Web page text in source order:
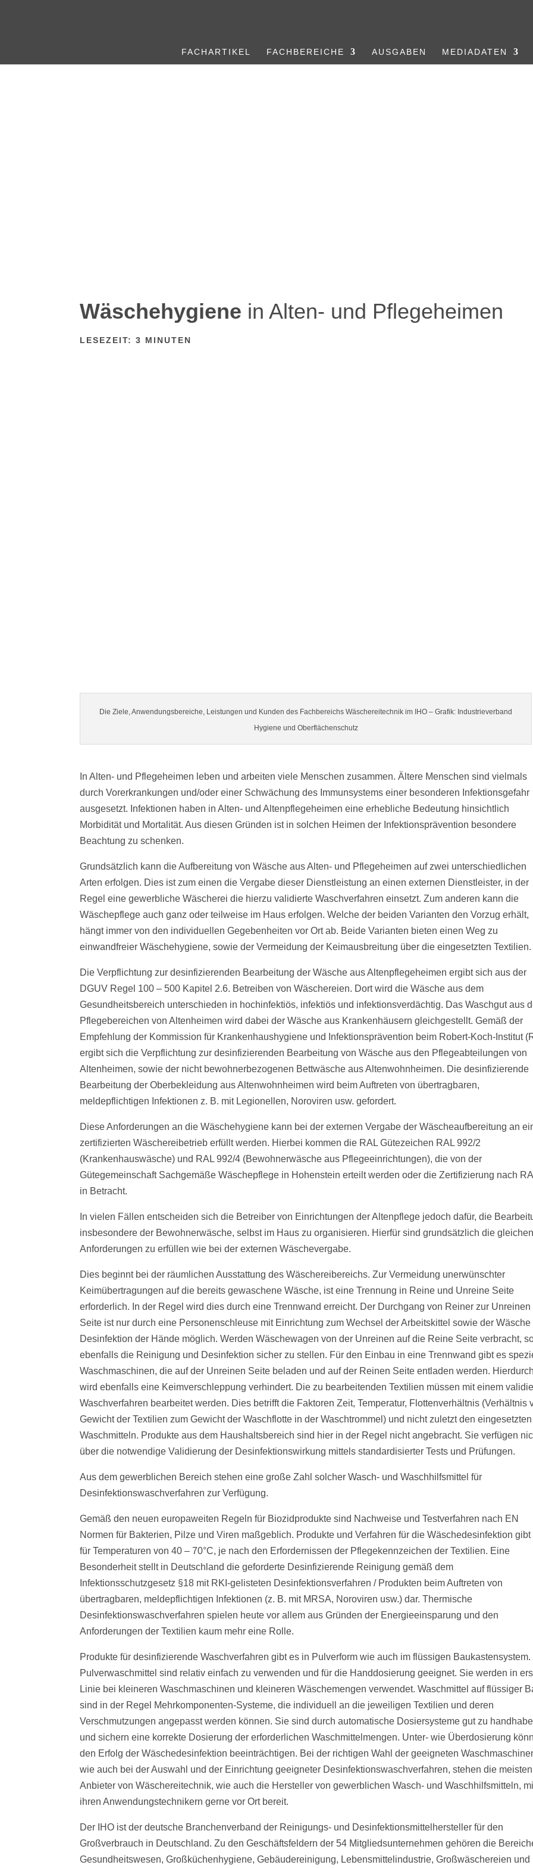
FACHARTIKEL FACHBEREICHE AUSGABEN MEDIADATEN
Wäschehygiene in Alten- und Pflegeheimen
LESEZEIT: 3 MINUTEN
Die Ziele, Anwendungsbereiche, Leistungen und Kunden des Fachbereichs Wäschereitechnik im IHO – Grafik: Industrieverband
Hygiene und Oberflächenschutz
In Alten- und Pflegeheimen leben und arbeiten viele Menschen zusammen. Ältere Menschen sind vielmals
durch Vorerkrankungen und/oder einer Schwächung des Immunsystems einer besonderen Infektionsgefahr
ausgesetzt. Infektionen haben in Alten- und Altenpflegeheimen eine erhebliche Bedeutung hinsichtlich
Morbidität und Mortalität. Aus diesen Gründen ist in solchen Heimen der Infektionsprävention besondere
Beachtung zu schenken.
Grundsätzlich kann die Aufbereitung von Wäsche aus Alten- und Pflegeheimen auf zwei unterschiedlichen
Arten erfolgen. Dies ist zum einen die Vergabe dieser Dienstleistung an einen externen Dienstleister, in der
Regel eine gewerbliche Wäscherei die hierzu validierte Waschverfahren einsetzt. Zum anderen kann die
Wäschepflege auch ganz oder teilweise im Haus erfolgen. Welche der beiden Varianten den Vorzug erhält,
hängt immer von den individuellen Gegebenheiten vor Ort ab. Beide Varianten bieten einen Weg zu
einwandfreier Wäschehygiene, sowie der Vermeidung der Keimausbreitung über die eingesetzten Textilien.
Die Verpflichtung zur desinfizierenden Bearbeitung der Wäsche aus Altenpflegeheimen ergibt sich aus der
DGUV Regel 100 – 500 Kapitel 2.6. Betreiben von Wäschereien. Dort wird die Wäsche aus dem
Gesundheitsbereich unterschieden in hochinfektiös, infektiös und infektionsverdächtig. Das Waschgut aus
Pflegebereichen von Altenheimen wird dabei der Wäsche aus Krankenhäusern gleichgestellt. Gemäß der
Empfehlung der Kommission für Krankenhaushygiene und Infektionsprävention beim Robert-Koch-Institut
ergibt sich die Verpflichtung zur desinfizierenden Bearbeitung von Wäsche aus den Pflegeabteilungen von
Altenheimen, sowie der nicht bewohnerbezogenen Bettwäsche aus Altenwohnheimen. Die desinfizierende
Bearbeitung der Oberbekleidung aus Altenwohnheimen wird beim Auftreten von übertragbaren,
meldepflichtigen Infektionen z. B. mit Legionellen, Noroviren usw. gefordert.
Diese Anforderungen an die Wäschehygiene kann bei der externen Vergabe der Wäscheaufbereitung an
zertifizierten Wäschereibetrieb erfüllt werden. Hierbei kommen die RAL Gütezeichen RAL 992/2
(Krankenhauswäsche) und RAL 992/4 (Bewohnerwäsche aus Pflegeeinrichtungen), die von der
Gütegemeinschaft Sachgemäße Wäschepflege in Hohenstein erteilt werden oder die Zertifizierung nach
in Betracht.
In vielen Fällen entscheiden sich die Betreiber von Einrichtungen der Altenpflege jedoch dafür, die
insbesondere der Bewohnerwäsche, selbst im Haus zu organisieren. Hierfür sind grundsätzlich die gleichen
Anforderungen zu erfüllen wie bei der externen Wäschevergabe.
Dies beginnt bei der räumlichen Ausstattung des Wäschereibereichs. Zur Vermeidung unerwünschter
Keimübertragungen auf die bereits gewaschene Wäsche, ist eine Trennung in Reine und Unreine Seite
erforderlich. In der Regel wird dies durch eine Trennwand erreicht. Der Durchgang von Reiner zur Unreinen
Seite ist nur durch eine Personenschleuse mit Einrichtung zum Wechsel der Arbeitskittel sowie der Wäsche
Desinfektion der Hände möglich. Werden Wäschewagen von der Unreinen auf die Reine Seite verbracht,
ebenfalls die Reinigung und Desinfektion sicher zu stellen. Für den Einbau in eine Trennwand gibt es
Waschmaschinen, die auf der Unreinen Seite beladen und auf der Reinen Seite entladen werden. Hierdurch
wird ebenfalls eine Keimverschleppung verhindert. Die zu bearbeitenden Textilien müssen mit einem
Waschverfahren bearbeitet werden. Dies betrifft die Faktoren Zeit, Temperatur, Flottenverhältnis (Verhältnis
Gewicht der Textilien zum Gewicht der Waschflotte in der Waschtrommel) und nicht zuletzt den eingesetzten
Waschmitteln. Produkte aus dem Haushaltsbereich sind hier in der Regel nicht angebracht. Sie verfügen
über die notwendige Validierung der Desinfektionswirkung mittels standardisierter Tests und Prüfungen.
Aus dem gewerblichen Bereich stehen eine große Zahl solcher Wasch- und Waschhilfsmittel für
Desinfektionswaschverfahren zur Verfügung.
Gemäß den neuen europaweiten Regeln für Biozidprodukte sind Nachweise und Testverfahren nach EN
Normen für Bakterien, Pilze und Viren maßgeblich. Produkte und Verfahren für die Wäschedesinfektion gibt
für Temperaturen von 40 – 70°C, je nach den Erfordernissen der Pflegekennzeichen der Textilien. Eine
Besonderheit stellt in Deutschland die geforderte Desinfizierende Reinigung gemäß dem
Infektionsschutzgesetz §18 mit RKI-gelisteten Desinfektionsverfahren / Produkten beim Auftreten von
übertragbaren, meldepflichtigen Infektionen (z. B. mit MRSA, Noroviren usw.) dar. Thermische
Desinfektionswaschverfahren spielen heute vor allem aus Gründen der Energieeinsparung und den
Anforderungen der Textilien kaum mehr eine Rolle.
Produkte für desinfizierende Waschverfahren gibt es in Pulverform wie auch im flüssigen Baukastensystem.
Pulverwaschmittel sind relativ einfach zu verwenden und für die Handdosierung geeignet. Sie werden in
Linie bei kleineren Waschmaschinen und kleineren Wäschemengen verwendet. Waschmittel auf flüssiger
sind in der Regel Mehrkomponenten-Systeme, die individuell an die jeweiligen Textilien und deren
Verschmutzungen angepasst werden können. Sie sind durch automatische Dosiersysteme gut zu
und sichern eine korrekte Dosierung der erforderlichen Waschmittelmengen. Unter- wie Überdosierung
den Erfolg der Wäschedesinfektion beeinträchtigen. Bei der richtigen Wahl der geeigneten
wie auch bei der Auswahl und der Einrichtung geeigneter Desinfektionswaschverfahren, stehen die meisten
Anbieter von Wäschereitechnik, wie auch die Hersteller von gewerblichen Wasch- und Waschhilfsmitteln,
ihren Anwendungstechnikern gerne vor Ort bereit.
Der IHO ist der deutsche Branchenverband der Reinigungs- und Desinfektionsmittelhersteller für den
Großverbrauch in Deutschland. Zu den Geschäftsfeldern der 54 Mitgliedsunternehmen gehören die
Gesundheitswesen, Großküchenhygiene, Gebäudereinigung, Lebensmittelindustrie, Großwäschereien und